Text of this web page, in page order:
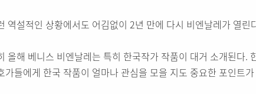
역설적인 상황에서도 어김없이 2년 만에 다시 비엔날레가 열린
올해 베니스 비엔날레는 특히 한국작가 작품이 대거 소개된다.
가들에게 한국 작품이 얼마나 관심을 모을 지도 중요한 포인트